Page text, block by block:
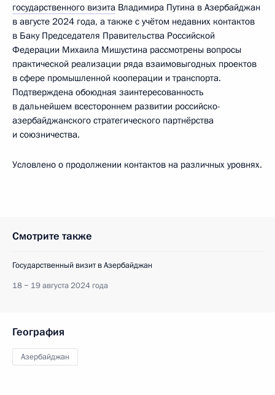
государственного визита Владимира Путина в Азербайджан
в августе 2024 года, а также с учётом недавних контактов
в Баку Председателя Правительства Российской
Федерации Михаила Мишустина рассмотрены вопросы
практической реализации ряда взаимовыгодных проектов
в сфере промышленной кооперации и транспорта.
Подтверждена обоюдная заинтересованность
в дальнейшем всестороннем развитии российско-
азербайджанского стратегического партнёрства
и союзничества.
Условлено о продолжении контактов на различных уровнях.
Смотрите также
Государственный визит в Азербайджан
18 − 19 августа 2024 года
География
Азербайджан